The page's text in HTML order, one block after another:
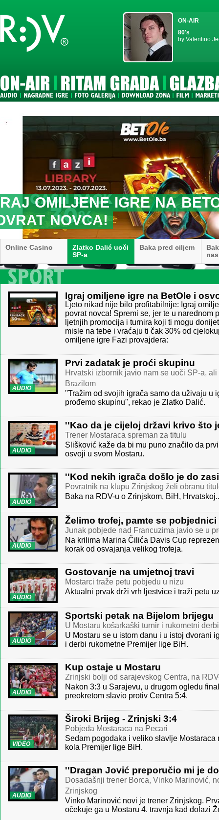
ON-AIR
80's
by Valentino
OSVOJI DALIĆ ZA RDV:
PRVI ZADATAK JE
Hrvatski izbornik javio nam se uoči SP-a,
Online Casino
Zlatko Dalić uoči
SP-a
Baka pred ciljem
Igraj omiljene igre na BetOle i
Ljeto nikad nije bilo profitabilnije: Igraj
povrat novca! Spremi se, jer te u narednom
ljetnjih promocija i turnira koji ti mogu
misle na tebe i vraćaju ti čak 30% od
omiljene igre Fazi provajdera:
AUDIO
Prvi zadatak je proći skupinu
Hrvatski izbornik javio nam se uoči SP-a,
Brazilom
''Tražim od svojih igrača samo da uživaju u
prođemo skupinu'', rekao je Zlatko Dalić.
AUDIO
''Kao da je cijeloj državi krivo što
Trener Mostaraca spreman za titulu
Slišković kaže da bi mu puno značilo da
osvoji u svom Mostaru.
AUDIO
''Kod nekih igrača došlo je do
Povratnik na klupu Zrinjskog želi obranu
Baka na RDV-u o Zrinjskom, BiH,
AUDIO
Želimo trofej, pamte se pobjednici
Junak pobjede nad Francuzima javio se u
Na krilima Marina Čilića Davis Cup
korak od osvajanja velikog trofeja.
AUDIO
Gostovanje na umjetnoj travi
Mostarci traže petu pobjedu u nizu
Aktualni prvak drži vrh ljestvice i traži petu
AUDIO
Sportski petak na Bijelom brijegu
U Mostaru košarkaški turnir i rukometni derbi
U Mostaru se u istom danu i u istoj dvorani
i derbi rukometne Premijer lige BiH.
AUDIO
Kup ostaje u Mostaru
Zrinjski bolji od sarajevskog Centra, na
Nakon 3:3 u Sarajevu, u drugom ogledu
preokretom slavio protiv Centra 5:4.
VIDEO
Široki Brijeg - Zrinjski 3:4
Pobjeda Mostaraca na Pecari
Sedam pogodaka i veliko slavlje
kola Premijer lige BiH.
AUDIO
''Dragan Jović preporučio mi je
Dosadašnji trener Borca, Vinko Marinović,
Zrinjskog
Vinko Marinović novi je trener Zrinjskog.
očekuje ga u Mostaru 4. travnja kad dolazi